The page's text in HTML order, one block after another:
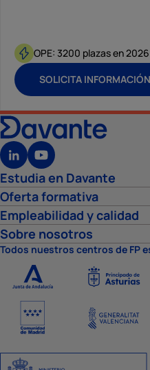
OPE: 3200 plazas en 2026
SOLICITA INFORMACIÓN
Estudia en Davante
Oferta formativa
Empleabilidad y calidad
Sobre nosotros
Todos nuestros centros de FP